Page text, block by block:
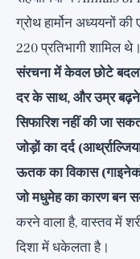
ग्रोथ हार्मोन अध्ययनों
220 प्रतिभागी शामिल
संरचना में केवल छोटे
दर के साथ, और उम्र
सिफारिश नहीं की जा
जोड़ों का दर्द
ऊतक का विकास
जो मधुमेह का कारण बन
करने वाला है, वास्तव में
दिशा में धकेलता है।